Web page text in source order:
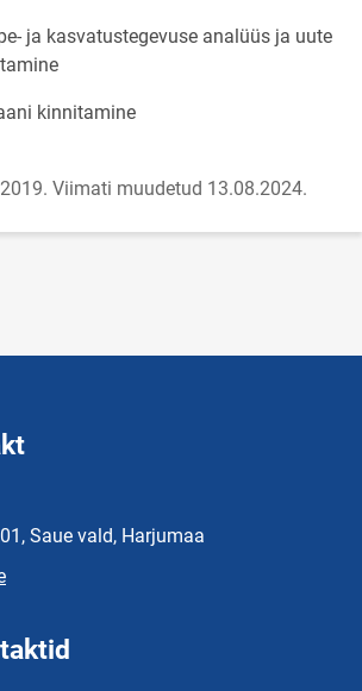
ja kasvatustegevuse analüüs ja uute
kinnitamine
Viimati muudetud 13.08.2024.
Saue vald, Harjumaa